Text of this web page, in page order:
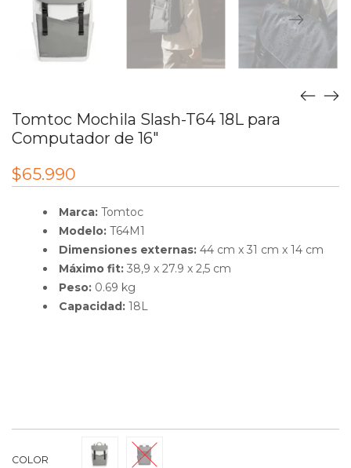
Tomtoc Mochila Slash-T64 18L para
Computador de 16″
$65.990
Marca: Tomtoc
Modelo: T64M1
Dimensiones externas: 44 cm x 31 cm x 14 cm
Máximo fit: 38,9 x 27.9 x 2,5 cm
Peso: 0.69 kg
Capacidad: 18L
COLOR